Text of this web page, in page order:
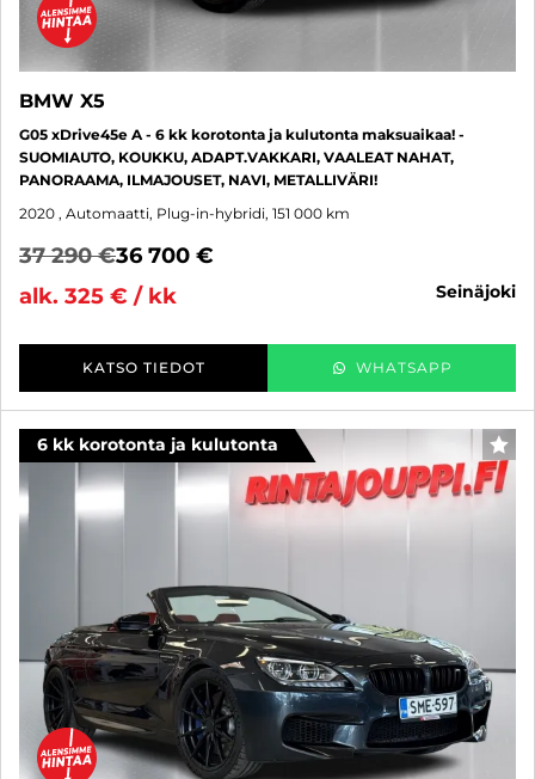
BMW X5
G05 xDrive45e A - 6 kk korotonta ja kulutonta maksuaikaa! -
SUOMIAUTO, KOUKKU, ADAPT.VAKKARI, VAALEAT NAHAT,
PANORAAMA, ILMAJOUSET, NAVI, METALLIVÄRI!
2020 , Automaatti, Plug-in-hybridi, 151 000 km
37 290 €36 700 €
alk. 325 € / kk
seinäjoki
KATSO TIEDOT WHATSAPP
6 kk korotonta ja kulutonta